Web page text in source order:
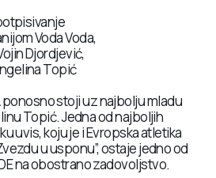
Voda Voda,
Djordjević,
Topić
ponosno stoji uz najbolju mladu
Topić. Jedna od najboljih
uvis, koju je i Evropska atletika
u usponu”, ostaje jedno od
na obostrano zadovoljstvo.